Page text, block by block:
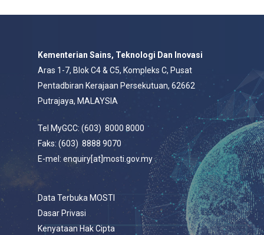
Kementerian Sains, Teknologi Dan Inovasi
Aras 1-7, Blok C4 & C5, Kompleks C, Pusat
Pentadbiran Kerajaan Persekutuan, 62662
Putrajaya, MALAYSIA
Tel MyGCC: (603) 8000 8000
Faks: (603) 8888 9070
E-mel: enquiry[at]mosti.gov.my
Data Terbuka MOSTI
Dasar Privasi
Kenyataan Hak Cipta